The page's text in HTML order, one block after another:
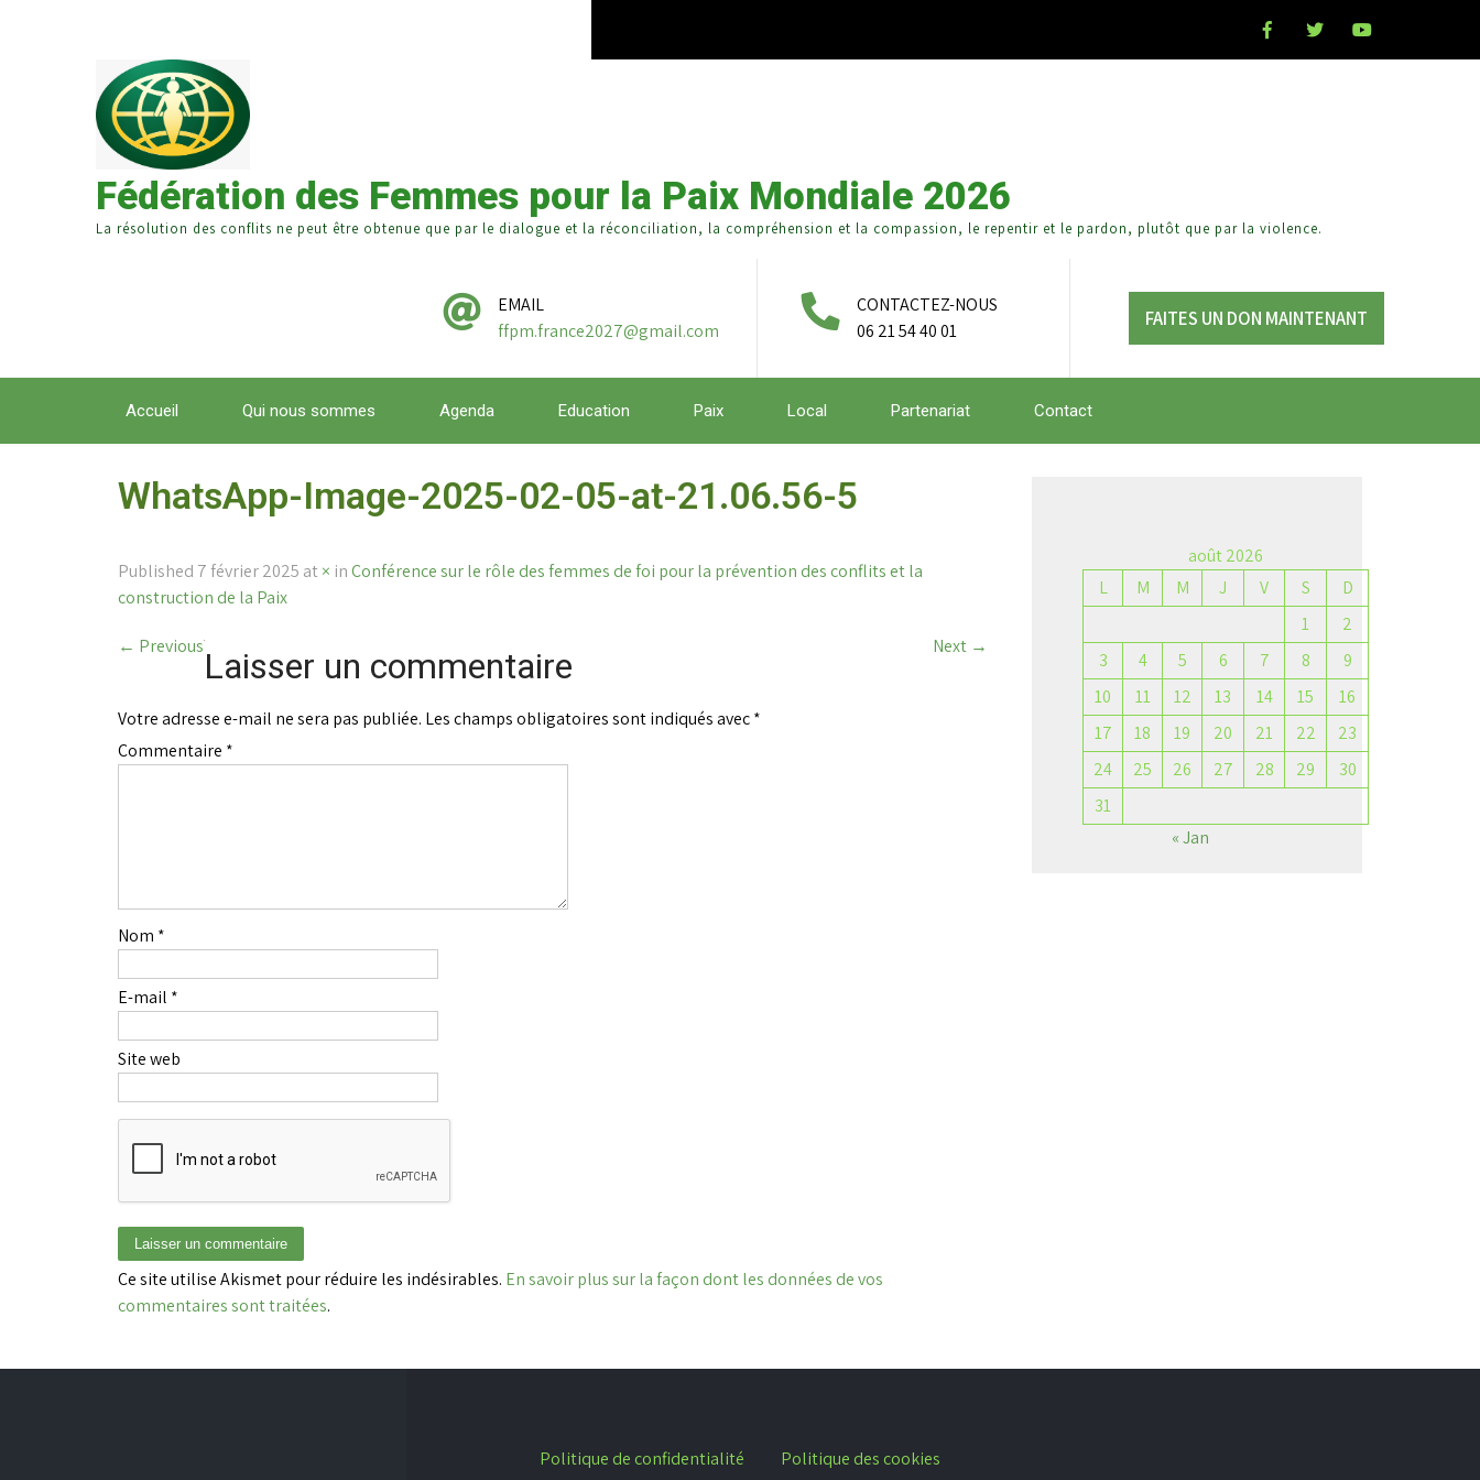
Fédération des Femmes pour la Paix Mondiale 2026
La résolution des conflits ne peut être obtenue que par le dialogue et la réconciliation, la compréhension et la compassion, le repentir et le pardon, plutôt que par la violence.
EMAIL
ffpm.france2027@gmail.com
CONTACTEZ-NOUS
06 21 54 40 01
FAITES UN DON MAINTENANT
Accueil Qui nous sommes Agenda Education Paix Local Partenariat Contact
WhatsApp-Image-2025-02-05-at-21.06.56-5
Published 7 février 2025 at × inConférence sur le rôle des femmes de foi pour la prévention des conflits et la
construction de la Paix
← Previous Next →
Laisser un commentaire
Votre adresse e-mail ne sera pas publiée. Les champs obligatoires sont indiqués avec*
Commentaire *
Nom *
E-mail *
Site web
Ce site utilise Akismet pour réduire les indésirables. En savoir plus sur la façon dont les données de vos
commentaires sont traitées.
août 2026
L
M M J V S
D
1
2
3
4 5 6 7 8
9
10
11 12 13 14 15
16
17
18 19 20 21 22
23
24
25 26 27 28 29
30
31
« Jan
Politique de confidentialité Politique des cookies